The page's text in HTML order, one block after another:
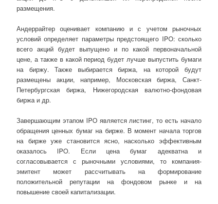
размещения.
Андеррайтер оценивает компанию и с учетом рыночных
условий определяет параметры предстоящего IPO: сколько
всего акций будет выпущено и по какой первоначальной
цене, а также в какой период будет лучше выпустить бумаги
на биржу. Также выбирается биржа, на которой будут
размещены акции, например, Московская биржа, Санкт-
Петербургская биржа, Нижегородская валютно-фондовая
биржа и др.
Завершающим этапом IPO является листинг, то есть начало
обращения ценных бумаг на бирже. В момент начала торгов
на бирже уже становится ясно, насколько эффективным
оказалось IPO. Если цена бумаг адекватна и
согласовывается с рыночными условиями, то компания-
эмитент может рассчитывать на формирование
положительной репутации на фондовом рынке и на
повышение своей капитализации.